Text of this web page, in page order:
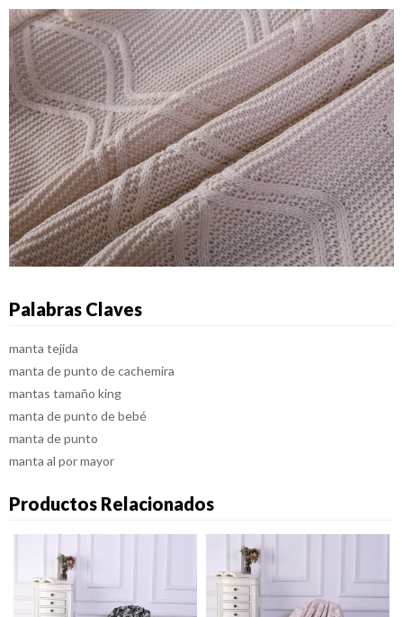
Palabras Claves
manta tejida
manta de punto de cachemira
mantas tamaño king
manta de punto de bebé
manta de punto
manta al por mayor
Productos Relacionados